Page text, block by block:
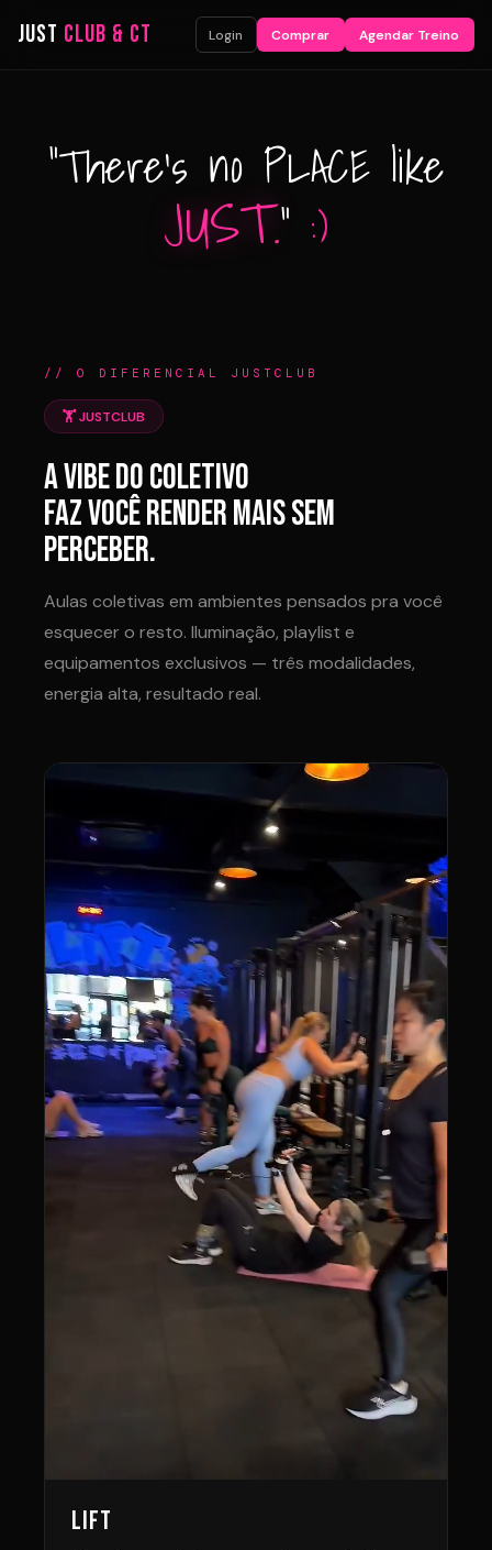
JUST CLUB & CT Login Comprar Agendar Treino
"There's no PLACE like
JUST." :)
// O DIFERENCIAL JUSTCLUB
🏋️ JUSTCLUB
A VIBE DO COLETIVO
FAZ VOCÊ RENDER MAIS SEM
PERCEBER.
Aulas coletivas em ambientes pensados pra você
esquecer o resto. Iluminação, playlist e
equipamentos exclusivos — três modalidades,
energia alta, resultado real.
LIFT